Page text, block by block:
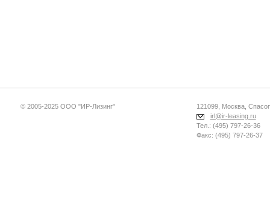
© 2005-2025 ООО "ИР-Лизинг"
121099, Москва,
irl@ir-leasing.ru
Тел.: (495) 797-26-36
Факс: (495) 797-26-37